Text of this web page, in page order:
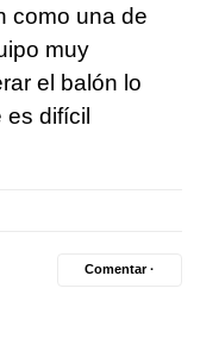
como una de
muy
el balón lo
es difícil
Comentar ·